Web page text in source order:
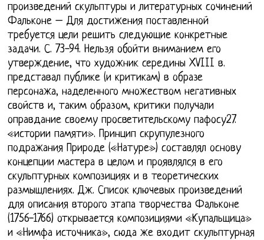
произведений скульптуры и литературных сочинений
Фальконе – Для достижения поставленной
требуется цели решить следующие конкретные
задачи. С. 73-94. Нельзя обойти вниманием его
утверждение, что художник середины XVIII в.
представал публике (и критикам) в образе
персонажа, наделенного множеством негативных
свойств и, таким образом, критики получали
оправдание своему просветительскому пафосу27.
«истории памяти». Принцип скрупулезного
подражания Природе («Натуре») составлял основу
концепции мастера в целом и проявлялся в его
скульптурных композициях и в теоретических
размышлениях. Дж. Список ключевых произведений
для описания второго этапа творчества Фальконе
(1756-1766) открывается композициями «Купальщица»
и «Нимфа источника», сюда же входит скульптурная